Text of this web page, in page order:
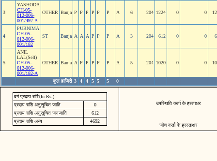
3
YASHODA
CH-05-
012-006-
001/497-A
OTHER Banja P P P P P P A 6 204 1224 0 0
4
PURNIMA
CH-05-
012-006-
001/182
ST Banja A A A P P P A 3 204 612 0 0
5
ANIL
LAL(Self)
CH-05-
012-006-
001/182-A
OTHER Banja A P P P P P A 5 204 1020 0 0
कुल हाजिरी 3 4 4 5 5 5 0
वर्ग प्रदाय राशि(In Rs.)
प्रदाय राशि अनुसूचित जाति
0
प्रदाय राशि अनुसूचित जनजाति
612
प्रदाय राशि अन्य
4692
उपस्थिति कर्ता के हस्ताक्षर
जॉच कर्ता के ह्रस्ताक्षर